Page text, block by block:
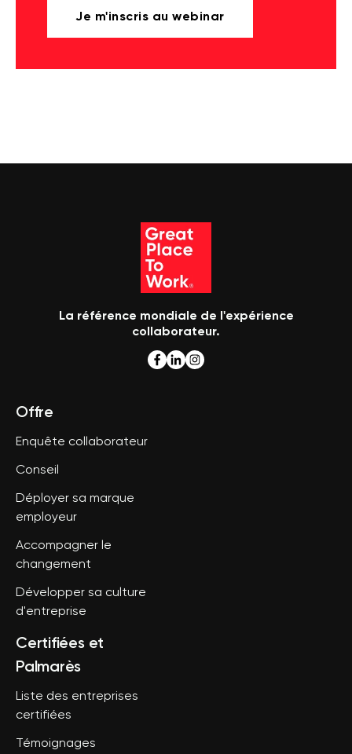
Je m'inscris au webinar
La référence mondiale de l'expérience
collaborateur.
Offre
Enquête collaborateur
Conseil
Déployer sa marque
employeur
Accompagner le
changement
Développer sa culture
d'entreprise
Certifiées et
Palmarès
Liste des entreprises
certifiées
Témoignages